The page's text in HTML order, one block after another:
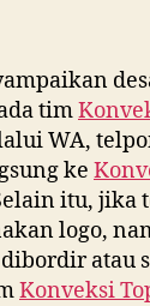
tim
WA,
ke
itu, jika
logo,
atau
Konveksi